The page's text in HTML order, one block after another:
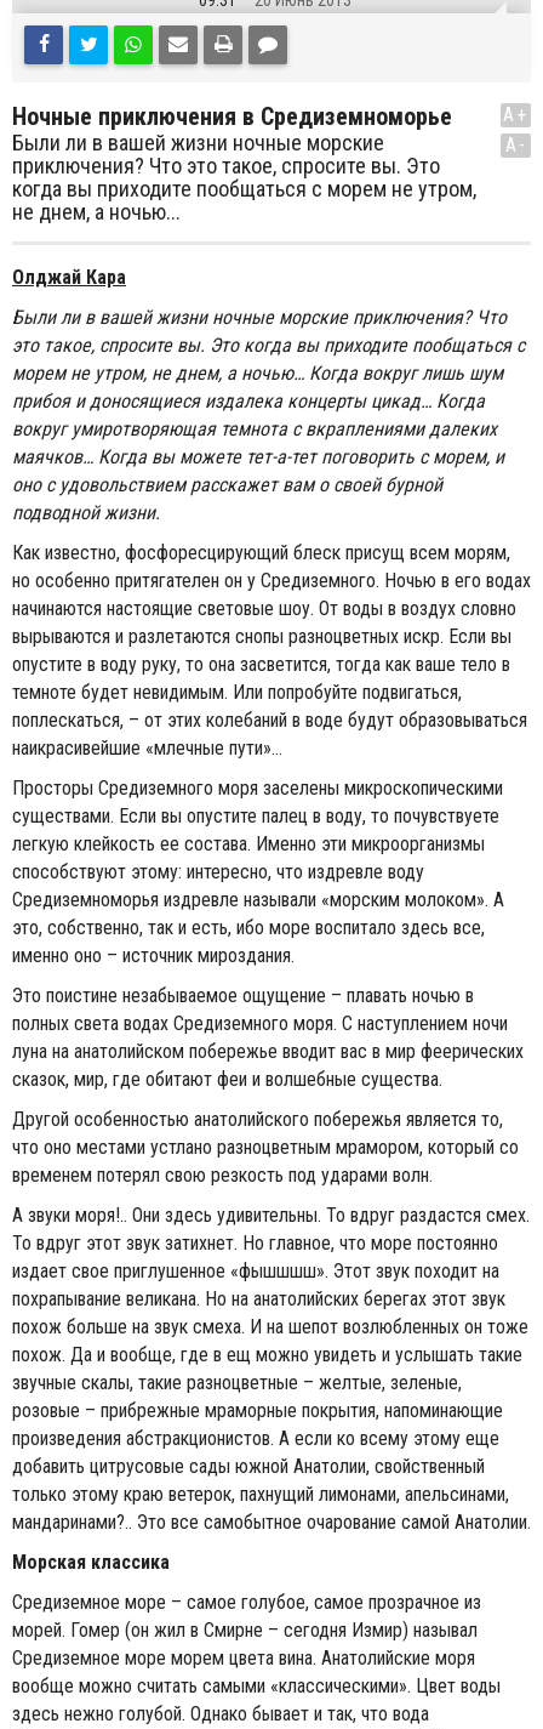
Ночные приключения в Средиземноморье
Были ли в вашей жизни ночные морские
приключения? Что это такое, спросите вы. Это
когда вы приходите пообщаться с морем не утром,
не днем, а ночью...
A+
A-
Олджай Кара
Были ли в вашей жизни ночные морские приключения? Что
это такое, спросите вы. Это когда вы приходите пообщаться с
морем не утром, не днем, а ночью… Когда вокруг лишь шум
прибоя и доносящиеся издалека концерты цикад… Когда
вокруг умиротворяющая темнота с вкраплениями далеких
маячков… Когда вы можете тет-а-тет поговорить с морем, и
оно с удовольствием расскажет вам о своей бурной
подводной жизни.
Как известно, фосфоресцирующий блеск присущ всем морям,
но особенно притягателен он у Средиземного. Ночью в его водах
начинаются настоящие световые шоу. От воды в воздух словно
вырываются и разлетаются снопы разноцветных искр. Если вы
опустите в воду руку, то она засветится, тогда как ваше тело в
темноте будет невидимым. Или попробуйте подвигаться,
поплескаться, – от этих колебаний в воде будут образовываться
наикрасивейшие «млечные пути»...
Просторы Средиземного моря заселены микроскопическими
существами. Если вы опустите палец в воду, то почувствуете
легкую клейкость ее состава. Именно эти микроорганизмы
способствуют этому: интересно, что издревле воду
Средиземноморья издревле называли «морским молоком». А
это, собственно, так и есть, ибо море воспитало здесь все,
именно оно – источник мироздания.
Это поистине незабываемое ощущение – плавать ночью в
полных света водах Средиземного моря. С наступлением ночи
луна на анатолийском побережье вводит вас в мир феерических
сказок, мир, где обитают феи и волшебные существа.
Другой особенностью анатолийского побережья является то,
что оно местами устлано разноцветным мрамором, который со
временем потерял свою резкость под ударами волн.
А звуки моря!.. Они здесь удивительны. То вдруг раздастся смех.
То вдруг этот звук затихнет. Но главное, что море постоянно
издает свое приглушенное «фышшшш». Этот звук походит на
похрапывание великана. Но на анатолийских берегах этот звук
похож больше на звук смеха. И на шепот возлюбленных он тоже
похож. Да и вообще, где в ещ можно увидеть и услышать такие
звучные скалы, такие разноцветные – желтые, зеленые,
розовые – прибрежные мраморные покрытия, напоминающие
произведения абстракционистов. А если ко всему этому еще
добавить цитрусовые сады южной Анатолии, свойственный
только этому краю ветерок, пахнущий лимонами, апельсинами,
мандаринами?.. Это все самобытное очарование самой Анатолии.
Морская классика
Средиземное море – самое голубое, самое прозрачное из
морей. Гомер (он жил в Смирне – сегодня Измир) называл
Средиземное море морем цвета вина. Анатолийские моря
вообще можно считать самыми «классическими». Цвет воды
здесь нежно голубой. Однако бывает и так, что вода